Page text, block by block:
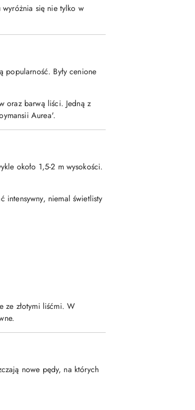
wyróżnia się nie tylko w
popularność. Były cenione
oraz barwą liści. Jedną z
Aurea'.
około 1,5-2 m wysokości.
intensywny, niemal świetlisty
ze złotymi liśćmi. W
nowe pędy, na których